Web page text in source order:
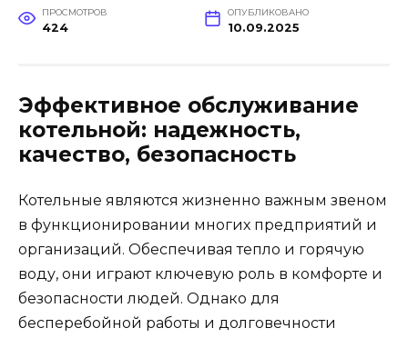
ПРОСМОТРОВ
424
ОПУБЛИКОВАНО
10.09.2025
Эффективное обслуживание
котельной: надежность,
качество, безопасность
Котельные являются жизненно важным звеном
в функционировании многих предприятий и
организаций. Обеспечивая тепло и горячую
воду, они играют ключевую роль в комфорте и
безопасности людей. Однако для
бесперебойной работы и долговечности